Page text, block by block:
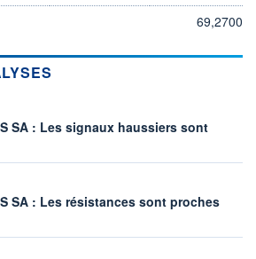
69,2700
SA : Les signaux haussiers sont
SA : Les résistances sont proches